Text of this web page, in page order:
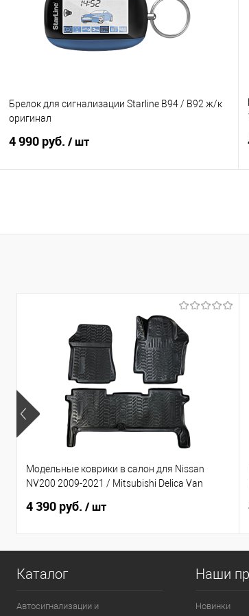
В избранное
Под заказ
Брелок для сигнализации Starline B94 / B92 ж/к
оригинал
4 990 руб. / шт
Купить в 1 клик
Сравнение
Модельные коврики в салон для Nissan
NV200 2009-2021 / Mitsubishi Delica Van
4 390 руб. / шт
Каталог
Автосигнализации и
Наши
Новинки